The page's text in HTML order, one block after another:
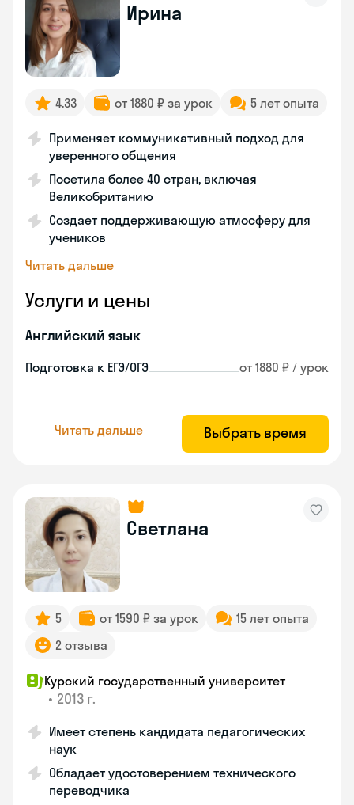
Ирина
4.33 от 1880 ₽ за урок 5 лет опыта
Применяет коммуникативный подход для
уверенного общения
Посетила более 40 стран, включая
Великобританию
Создает поддерживающую атмосферу для
учеников
Читать дальше
Услуги и цены
Английский язык
Подготовка к ЕГЭ/ОГЭ от 1880 ₽ / урок
Читать дальше Выбрать время
Светлана
5 от 1590 ₽ за урок
15 лет опыта
2 отзыва
Курский государственный университет
• 2013 г.
Имеет степень кандидата педагогических
наук
Обладает удостоверением технического
переводчика